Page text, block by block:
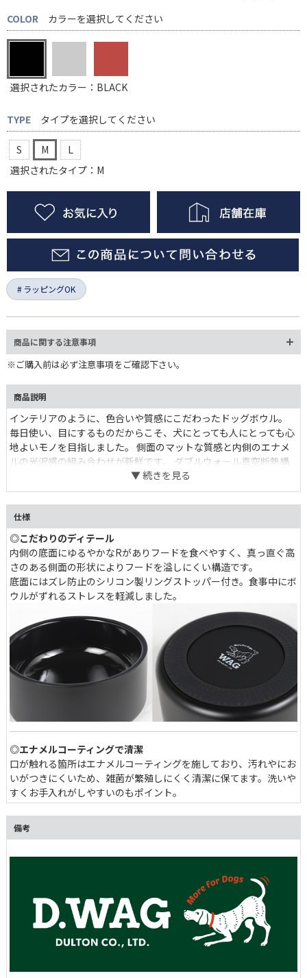
COLOR
カラーを選択してください
選択されたカラー：BLACK
TYPE タイプを選択してください
S M
L
選択されたタイプ：M
ラッピングOK
商品に関する注意事項
※ご購入前は必ず注意事項をご確認下さい。
商品説明
インテリアのように、色合いや質感にこだわったドッグボウル。
毎日使い、目にするものだからこそ、犬にとっても人にとっても心
地よいモノを目指しました。 側面のマットな質感と内側のエナメ
ルの光沢感の組み合わせが新鮮です。 ダブルウォール真空断熱構
造で保温・保冷機能に富んでおり、飲み水やフードを冷たく・温か
く保ちます。 部屋の雰囲気や愛犬のイメージに合わせて色選びを
愉しみたい。
仕様
◎こだわりのディテール
内側の底面にゆるやかなRがありフードを食べやすく、真っ直ぐ高
さのある側面の形状によりフードを溢しにくい構造です。
底面にはズレ防止のシリコン製リングストッパー付き。食事中にボ
ウルがずれるストレスを軽減しました。
◎エナメルコーティングで清潔
口が触れる箇所はエナメルコーティングを施しており、汚れやにお
いがつきにくいため、雑菌が繁殖しにくく清潔に保てます。洗い
すくお手入れがしやすいのもポイント。
備考